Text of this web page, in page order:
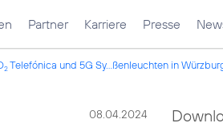
Partner Karriere Presse
2Telefónica und 5G Sy...ßenleuchten in
08.04.2024